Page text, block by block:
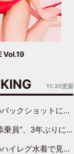
Vol.19
11:30更新
の美しさ」「クールビューティーで良き」「ポーズも表情も完璧」
DVDで復活 31歳の艶やかな表情がさえわたる
「うみちゃんカワイイ」「全てがステキな女神さま」「魅力的です」